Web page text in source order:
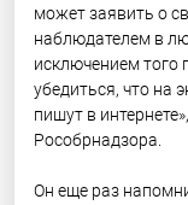
может заявить о
наблюдателем в
исключением того
убедиться, что на
пишут в
Рособрнадзора.
Он еще раз